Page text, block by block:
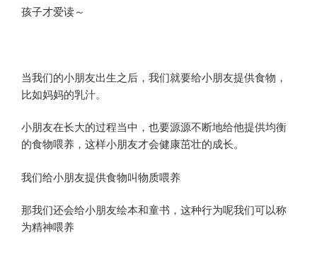
孩子才爱读～
当我们的小朋友出生之后，我们就要给小朋友提供食物，
比如妈妈的乳汁。
小朋友在长大的过程当中，也要源源不断地给他提供均衡
的食物喂养，这样小朋友才会健康茁壮的成长。
我们给小朋友提供食物叫物质喂养
那我们还会给小朋友绘本和童书，这种行为呢我们可以称
为精神喂养